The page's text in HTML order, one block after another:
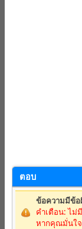
ตอบ
ข้อความมีข้อ
คำเตือน: ไม่
หากคุณมั่นใจ